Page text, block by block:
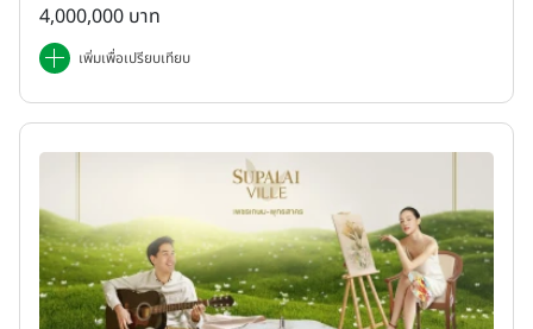
4,000,000 บาท
เพิ่มเพื่อเปรียบเทียบ